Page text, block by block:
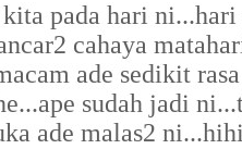
pada hari ni...hari
cahaya
ade sedikit
sudah jadi
ade malas2